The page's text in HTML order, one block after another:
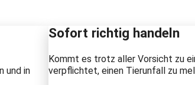
und in
Sofort richtig handeln
Kommt es trotz aller Vorsicht zu
verpflichtet, einen Tierunfall zu